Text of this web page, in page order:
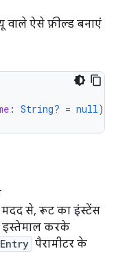
वाले ऐसे फ़ील्ड बनाएं
: String? = null)
से, रूट का इंस्टेंस
इस्तेमाल करके
पैरामीटर के